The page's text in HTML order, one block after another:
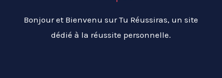
Bonjour et Bienvenu sur Tu Réussiras, un site
dédié à la réussite personnelle.